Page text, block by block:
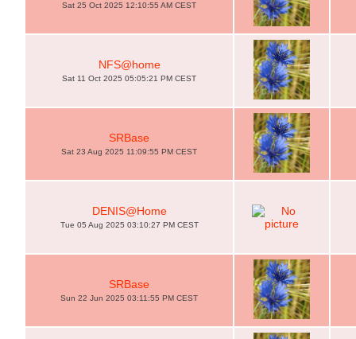
Sat 25 Oct 2025 12:10:55 AM CEST
NFS@home
Sat 11 Oct 2025 05:05:21 PM CEST
SRBase
Sat 23 Aug 2025 11:09:55 PM CEST
DENIS@Home
Tue 05 Aug 2025 03:10:27 PM CEST
SRBase
Sun 22 Jun 2025 03:11:55 PM CEST